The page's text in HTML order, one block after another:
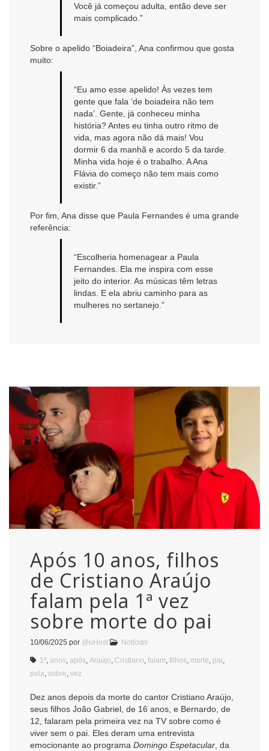
Você já começou adulta, então deve ser
mais complicado.”
Sobre o apelido “Boiadeira”, Ana confirmou que gosta
muito:
“Eu amo esse apelido! Às vezes tem
gente que fala ‘de boiadeira não tem
nada’. Gente, já conheceu minha
história? Antes eu tinha outro ritmo de
vida, mas agora não dá mais! Vou
dormir 6 da manhã e acordo 5 da tarde.
Minha vida hoje é o trabalho. A Ana
Flávia do começo não tem mais como
existir.”
Por fim, Ana disse que Paula Fernandes é uma grande
referência:
“Escolheria homenagear a Paula
Fernandes. Ela me inspira com esse
jeito do interior. As músicas têm letras
lindas. E ela abriu caminho para as
mulheres no sertanejo.”
Após 10 anos, filhos
de Cristiano Araújo
falam pela 1ª vez
sobre morte do pai
10/06/2025 por @uHost Notícias
1ª anos após Araújo Cristiano falam filhos morte pai
pela sobre vez
Dez anos depois da morte do cantor Cristiano Araújo,
seus filhos João Gabriel, de 16 anos, e Bernardo, de
12, falaram pela primeira vez na TV sobre como é
viver sem o pai. Eles deram uma entrevista
emocionante ao programa Domingo Espetacular , da